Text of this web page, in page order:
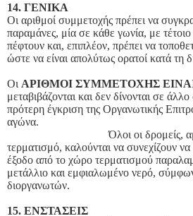
14. ΓΕΝΙΚΑ
Οι αριθμοί συμμετοχής πρέπει να
παραμάνες, μία σε κάθε γωνία, με
πέφτουν και, επιπλέον, πρέπει να
ώστε να είναι απολύτως ορατοί κατά τη
Οι ΑΡΙΘΜΟΙ ΣΥΜΜΕΤΟΧΗΣ
μεταβιβάζονται και δεν δίνονται σε
πρότερη έγκριση της Οργανωτικής
Όλοι οι δρομείς,
τερματισμό, καλούνται να συνεχίζουν
έξοδο από το χώρο τερματισμού
μετάλλιο και εμφιαλωμένο νερό,
διοργανωτών.
15. ΕΝΣΤΑΣΕΙΣ